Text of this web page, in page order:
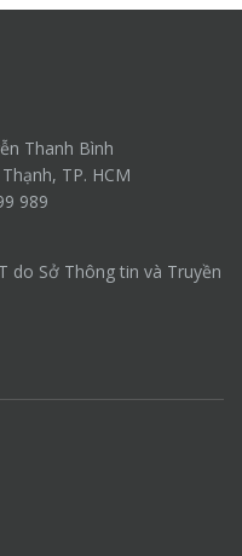
Thanh Bình
TP. HCM
989
do Sở Thông tin và Truyền